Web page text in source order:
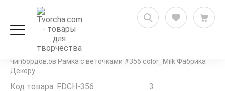
Скрапбукинг Декор и украшения
чипбордов,ов Рамка с веточками #356 color_Milk Фабрика
Декору
Код товара: FDCH-356 3